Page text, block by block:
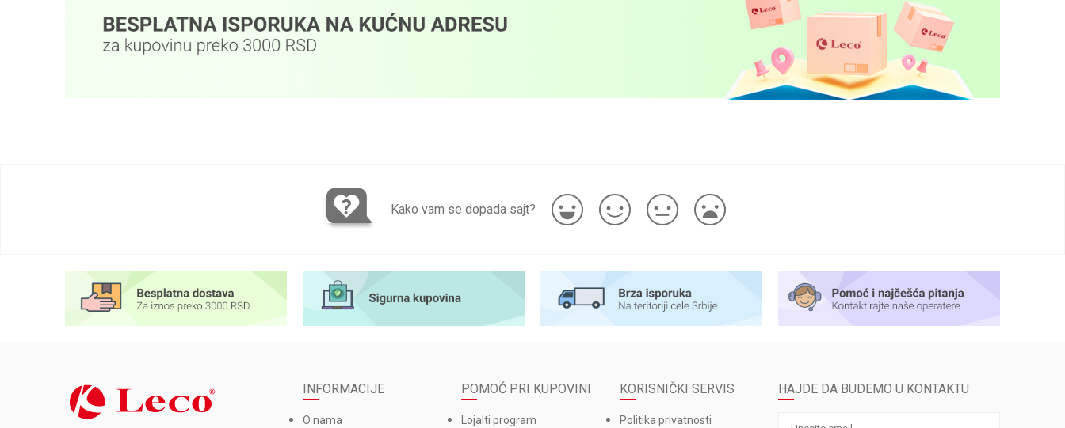
Kako vam se dopada sajt?
INFORMACIJE
O nama
POMOĆ PRI KUPOVINI
Lojalti program
KORISNIČKI SERVIS
Politika privatnosti
HAJDE DA BUDEMO U KONTAKTU